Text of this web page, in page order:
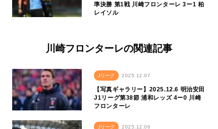
準決勝 第1戦 川崎フロンターレ 3ー1 柏
レイソル
川崎フロンターレの関連記事
Jリーグ 2025.12.07
【写真ギャラリー】2025.12.6 明治安田
J1リーグ第38節 浦和レッズ 4ー0 川崎
フロンターレ
Jリーグ 2025.12.06